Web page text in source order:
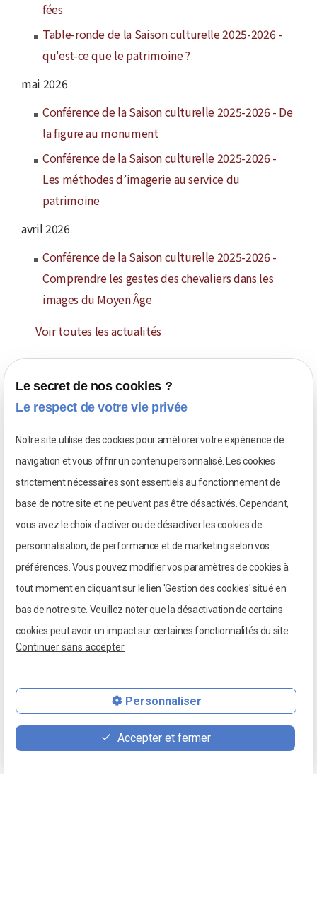
fées
Table-ronde de la Saison culturelle 2025-2026 -
qu'est-ce que le patrimoine ?
mai 2026
Conférence de la Saison culturelle 2025-2026 - De
la figure au monument
Conférence de la Saison culturelle 2025-2026 -
Les méthodes d’imagerie au service du
patrimoine
avril 2026
Conférence de la Saison culturelle 2025-2026 -
Comprendre les gestes des chevaliers dans les
images du Moyen Âge
Voir toutes les actualités
03 85 98 01 24
Le secret de nos cookies ?
Le respect de votre vie privée
Notre site utilise des cookies pour améliorer votre expérience de
navigation et vous offrir un contenu personnalisé. Les cookies
strictement nécessaires sont essentiels au fonctionnement de
base de notre site et ne peuvent pas être désactivés. Cependant,
vous avez le choix d'activer ou de désactiver les cookies de
personnalisation, de performance et de marketing selon vos
préférences. Vous pouvez modifier vos paramètres de cookies à
tout moment en cliquant sur le lien 'Gestion des cookies' situé en
bas de notre site. Veuillez noter que la désactivation de certains
cookies peut avoir un impact sur certaines fonctionnalités du site.
Continuer sans accepter
Personnaliser
Accepter et fermer